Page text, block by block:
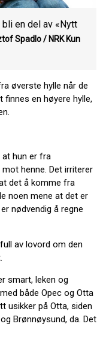
en del av «Nytt
Spadlo / NRK Kun
øverste hylle når de
finnes en høyere hylle,
at hun er fra
henne. Det irriterer
det å komme fra
noen mene at det er
nødvendig å regne
av lovord om den
smart, leken og
både Opec og Otta
usikker på Otta, siden
Brønnøysund, da. Det